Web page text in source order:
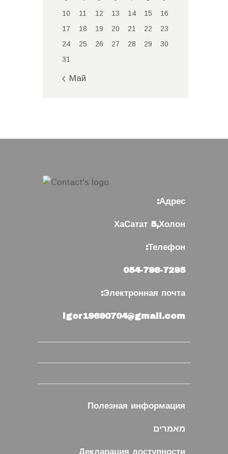
10
11 12 13 14 15
16
17
18 19 20 21 22
23
24
25 26 27 28 29
30
31
« Май
Адрес:
ХаСатат 5,Холон
Телефон:
054-798-7295
Электронная почта:
igor19690704@gmail.com
Полезная информация
מאמרים
Декларация доступности